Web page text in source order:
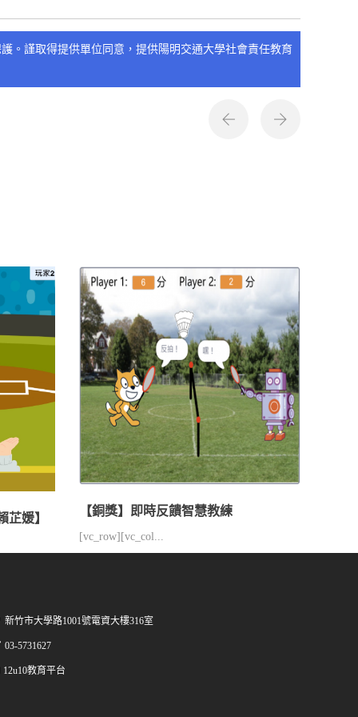
。謹取得提供單位同意，提供陽明交通大學社會責任教育
芷媛】
【銅獎】即時反饋智慧教練
[vc_row][vc_col...
新竹市大學路1001號電資大樓316室
03-5731627
12u10教育平台